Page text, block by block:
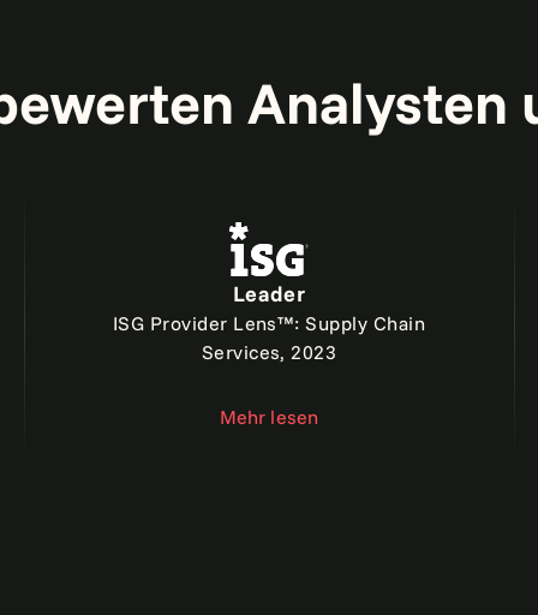
Analysten
Leader
ISG Provider Lens™: Supply Chain
Services, 2023
Mehr lesen